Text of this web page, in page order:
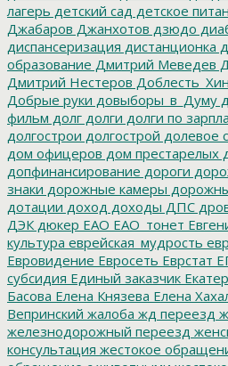
лагерь детский сад детское
Джабаров Джанхотов дзюдо
диспансеризация дистанционка
образование Дмитрий Меведев
Дмитрий Нестеров
Добрые руки довыборы_в_Думу
фильм долг долги долги по
долгострои долгострой долевое
дом офицеров дом престарелых
допфинансирование дороги
знаки дорожные камеры
дотации доход доходы ДПС
ДЭК дюкер ЕАО ЕАО_тонет
культура еврейская_мудрость
Евровидение Евросеть Еврстат
субсидия Единый заказчик
Басова Елена Князева Елена
Вепринский жалоба жд переезд
железнодорожный переезд
консультация жестокое